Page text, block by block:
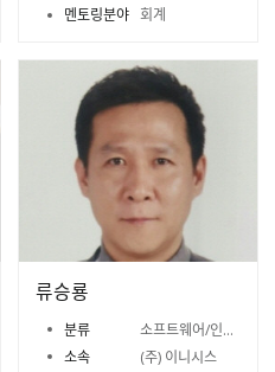
멘토링분야 회계
류승룡
분류
소프트웨어/인터넷/모바일
소속
(주) 이니시스